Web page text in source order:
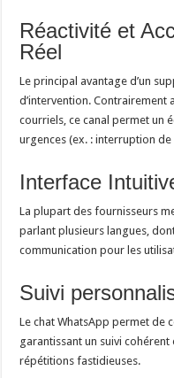
Réactivité et
Réel
Le principal avantage d’un
d’intervention.
courriels, ce canal permet un
urgences (ex. : interruption
Interface
La plupart des fournisseurs
parlant plusieurs langues,
communication pour les
Suivi
Le chat WhatsApp permet de
garantissant un suivi
répétitions fastidieuses.